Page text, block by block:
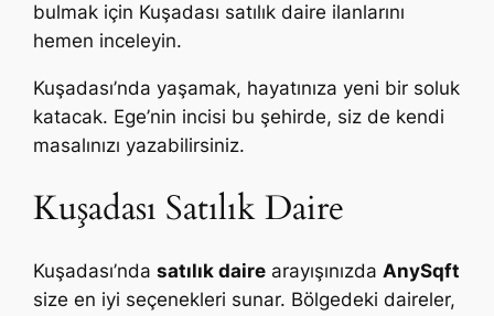
bulmak için Kuşadası satılık daire ilanlarını
hemen inceleyin.
Kuşadası’nda yaşamak, hayatınıza yeni bir soluk
katacak. Ege’nin incisi bu şehirde, siz de kendi
masalınızı yazabilirsiniz.
Kuşadası Satılık Daire
Kuşadası’ndasatılık daire arayışınızdaAnySqft
size en iyi seçenekleri sunar. Bölgedeki daireler,